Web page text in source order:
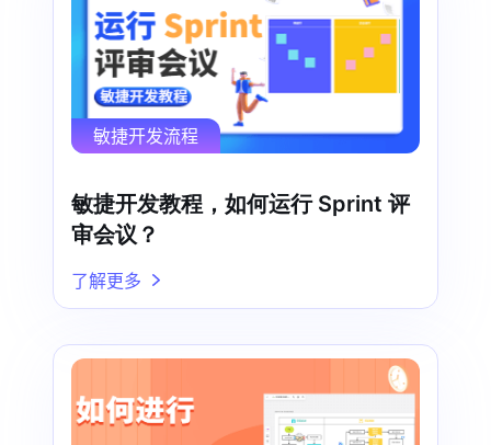
敏捷开发流程
敏捷开发教程，如何运行 Sprint 评
审会议？
了解更多